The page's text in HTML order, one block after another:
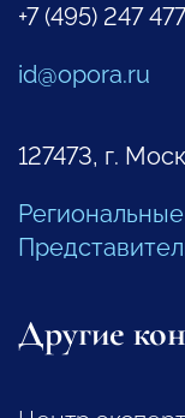
+7 (495) 247
id@opora.ru
127473, г.
Другие